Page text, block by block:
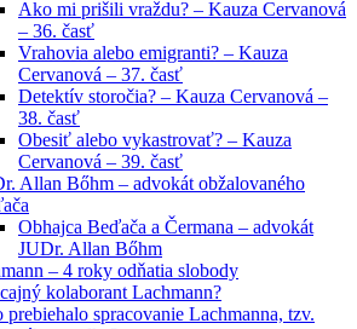
Ako mi prišili vraždu? – Kauza Cervanová
– 36. časť
Vrahovia alebo emigranti? – Kauza
Cervanová – 37. časť
Detektív storočia? – Kauza Cervanová –
38. časť
Obesiť alebo vykastrovať? – Kauza
Cervanová – 39. časť
Allan Bőhm – advokát obžalovaného
Obhajca Beďača a Čermana – advokát
JUDr. Allan Bőhm
– 4 roky odňatia slobody
kolaborant Lachmann?
prebiehalo spracovanie Lachmanna, tzv.